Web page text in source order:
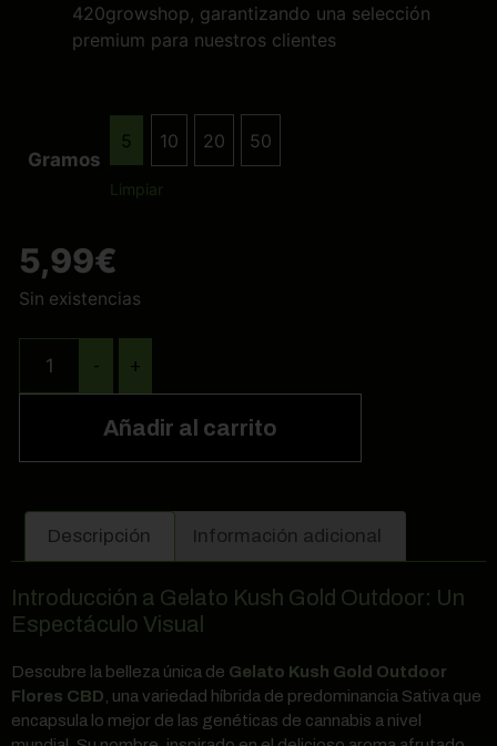
420growshop, garantizando una selección
premium para nuestros clientes
Gramos
5 10 20 50
Limpiar
5,99€
Sin existencias
- +
Añadir al carrito
Descripción Información adicional
Introducción a Gelato Kush Gold Outdoor: Un
Espectáculo Visual
Descubre la belleza única de Gelato Kush Gold Outdoor
Flores CBD , una variedad híbrida de predominancia Sativa que
encapsula lo mejor de las genéticas de cannabis a nivel